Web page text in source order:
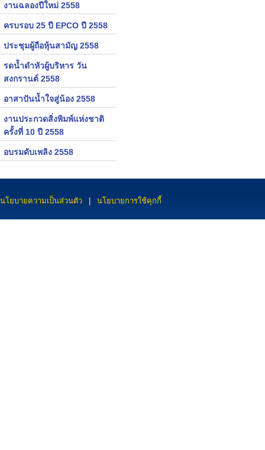
งานฉลองปีใหม่ 2558
ครบรอบ 25 ปี EPCO ปี 2558
ประชุมผู้ถือหุ้นสามัญ 2558
รดน้ำดำหัวผู้บริหาร วัน
สงกรานต์ 2558
อาสาปันน้ำใจสู่น้อง 2558
งานประกวดสิ่งพิมพ์แห่งชาติ
ครั้งที่ 10 ปี 2558
อบรมดับเพลิง 2558
นโยบายความเป็นส่วนตัว นโยบายการใช้คุกกี้